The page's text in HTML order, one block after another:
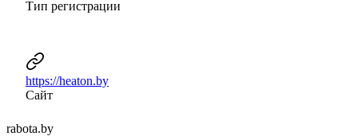
Тип регистрации
https://heaton.by
Сайт
rabota.by